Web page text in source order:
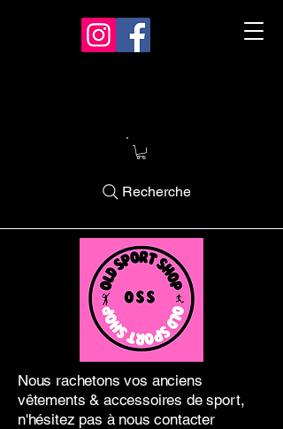
Nous rachetons vos anciens
vêtements & accessoires de sport,
n'hésitez pas à nous contacter
Recherche